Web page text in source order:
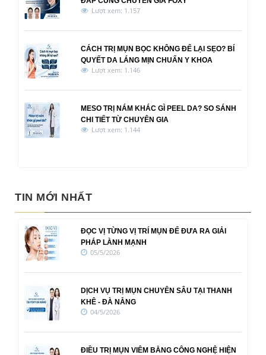
Lượt xem: 1.157
CÁCH TRỊ MỤN BỌC KHÔNG ĐỂ LẠI SẸO? BÍ
QUYẾT DA LÁNG MỊN CHUẨN Y KHOA
Lượt xem: 1.146
MESO TRỊ NÁM KHÁC GÌ PEEL DA? SO SÁNH
CHI TIẾT TỪ CHUYÊN GIA
Lượt xem: 1.144
TIN MỚI NHẤT
ĐỌC VỊ TỪNG VỊ TRÍ MỤN ĐỂ ĐƯA RA GIẢI
PHÁP LÀNH MẠNH
05/5/2026
DỊCH VỤ TRỊ MỤN CHUYÊN SÂU TẠI THANH
KHÊ - ĐÀ NẴNG
04/5/2026
ĐIỀU TRỊ MỤN VIÊM BẰNG CÔNG NGHỆ HIỆN